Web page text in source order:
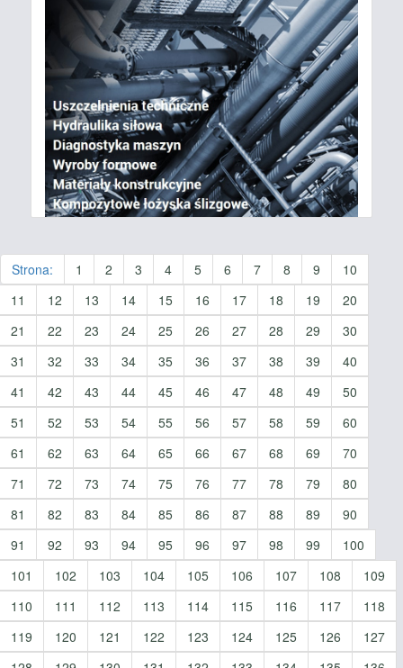
Strona: 1 2 3 4 5 6 7 8 9
10
11
12 13 14 15 16 17 18 19
20
21
22 23 24 25 26 27 28 29
30
31
32 33 34 35 36 37 38 39
40
41
42 43 44 45 46 47 48 49
50
51
52 53 54 55 56 57 58 59
60
61
62 63 64 65 66 67 68 69
70
71
72 73 74 75 76 77 78 79
80
81
82 83 84 85 86 87 88 89
90
91
92 93 94 95 96 97 98 99
100
101
102 103 104 105 106 107 108
109
110
111 112 113 114 115 116 117
118
119
120 121 122 123 124 125 126
127